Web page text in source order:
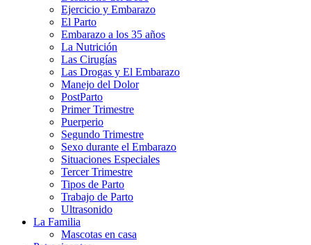
Ejercicio y Embarazo
El Parto
Embarazo a los 35 años
La Nutrición
Las Cirugías
Las Drogas y El Embarazo
Manejo del Dolor
PostParto
Primer Trimestre
Puerperio
Segundo Trimestre
Sexo durante el Embarazo
Situaciones Especiales
Tercer Trimestre
Tipos de Parto
Trabajo de Parto
Ultrasonido
La Familia
Mascotas en casa